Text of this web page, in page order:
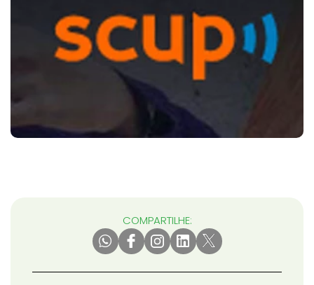
COMPARTILHE: